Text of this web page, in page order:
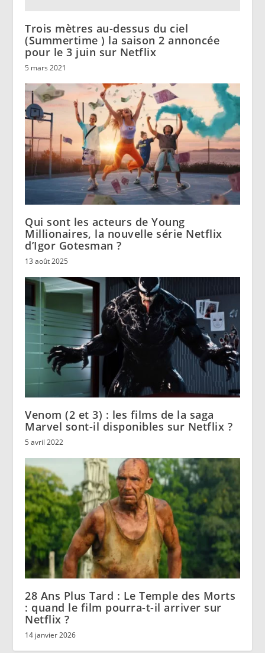
Trois mètres au-dessus du ciel
(Summertime ) la saison 2 annoncée
pour le 3 juin sur Netflix
5 mars 2021
Qui sont les acteurs de Young
Millionaires, la nouvelle série Netflix
d’Igor Gotesman ?
13 août 2025
Venom (2 et 3) : les films de la saga
Marvel sont-il disponibles sur Netflix ?
5 avril 2022
28 Ans Plus Tard : Le Temple des Morts
: quand le film pourra-t-il arriver sur
Netflix ?
14 janvier 2026